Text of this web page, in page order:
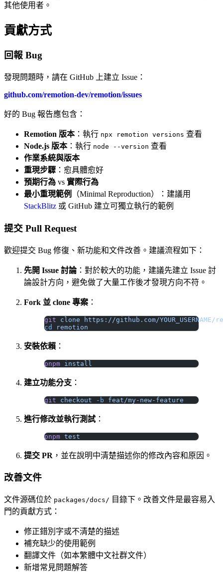
其他使用者。
貢獻方式
回報 Bug
發現問題時，請在 GitHub 上建立 Issue：
github.com/remotion-dev/remotion/issues
好的 Bug 報告應包含：
Remotion 版本：執行 npx remotion versions 查看
Node.js 版本：執行 node --version 查看
作業系統與版本
重現步驟 ：愈具體愈好
預期行為 vs 實際行為
最小重現範例
（Minimal Reproduction）：建議用
StackBlitz 或 GitHub 建立可獨立執行的範例
提交 Pull Request
歡迎提交 Bug 修復、新功能和文件改善。建議流程如下：
先開 Issue 討論：對於較大的功能，建議先建立 Issue 討
論設計方向，避免做了大量工作後才發現方向不符。
Fork 並 clone 專案 ：
git clone https://github.com/
cd
remotion
安裝依賴 ：
pnpm install
建立功能分支 ：
git checkout -b feat/my-new-feature
進行修改並執行測試：
pnpm test
提交 PR ，並在說明中清楚描述你的修改內容和原因。
改善文件
文件源碼位於 packages/docs/ 目錄下。改善文件是最容易入
門的貢獻方式：
修正錯別字或不清楚的描述
補充缺少的使用範例
翻譯文件（如本繁體中文社群文件）
新增常見問題解答